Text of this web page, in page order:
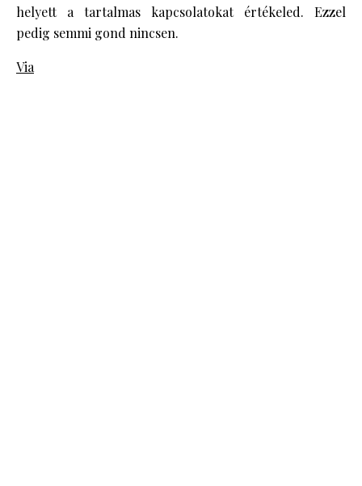
helyett a tartalmas kapcsolatokat értékeled. Ezzel
pedig semmi gond nincsen.
Via